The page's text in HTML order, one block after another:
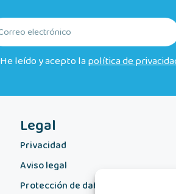
He leído y acepto lapolítica de
Legal
Privacidad
Aviso legal
Protección de datos